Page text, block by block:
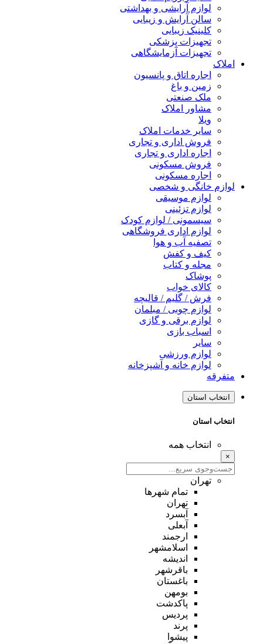
لوازم آرایشی و بهداشتی
سالن آرایش و زیبایی
کلینیک زیبایی
تجهیزات پزشکی
تجهیزات آزمایشگاهی
املاک
اجاره اتاق و پانسیون
زمین و باغ
ملک صنعتی
مشاور املاک
ویلا
سایر خدمات املاک
فروش اداری و تجاری
اجاره اداری و تجاری
فروش مسکونی
اجاره مسکونی
لوازم خانگی و شخصی
لوازم موسیقی
لوازم تزئینی
سیسمونی / لوازم کودک
لوازم اداری فروشگاهی
تصفیه آب و هوا
کیف و کفش
مجله و کتاب
پوشاک
کالای خواب
فرش / گلیم / قالیچه
لوازم چوبی / مبلمان
لوازم برقی و گازی
اسباب بازی
سایر
لوازم ورزشی
لوازم خانه و آشپزخانه
متفرقه
انتخاب استان
انتخاب استان
انتخاب همه
×
تهران
تمام شهر‌ها
تهران
آبسرد
آبعلی
ارجمند
اسلامشهر
اندیشه
باقرشهر
باغستان
بومهن
پاکدشت
پردیس
پرند
پیشوا